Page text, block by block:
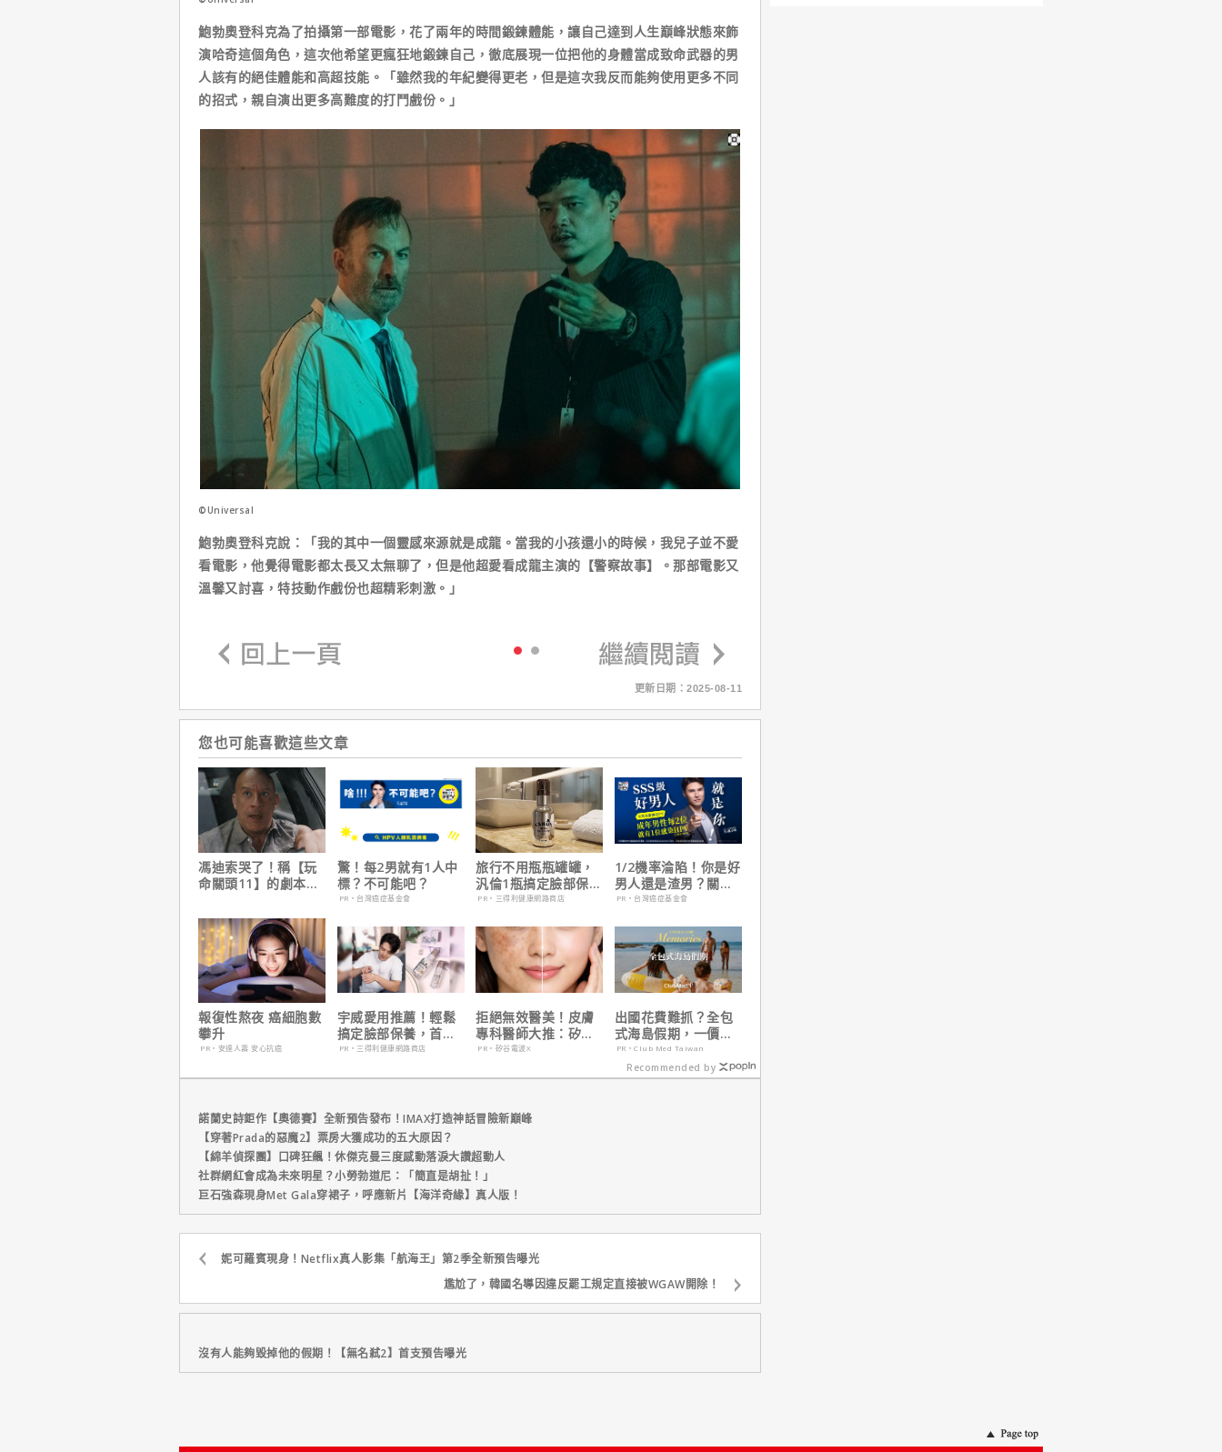
鮑勃奧登科克為了拍攝第一部電影，花了兩年的時間鍛鍊體能，讓自己達到人生巔峰狀態來飾
演哈奇這個角色，這次他希望更瘋狂地鍛鍊自己，徹底展現一位把他的身體當成致命武器的男
人該有的絕佳體能和高超技能。「雖然我的年紀變得更老，但是這次我反而能夠使用更多不同
的招式，親自演出更多高難度的打鬥戲份。」
©Universal
鮑勃奧登科克說：「我的其中一個靈感來源就是成龍。當我的小孩還小的時候，我兒子並不愛
看電影，他覺得電影都太長又太無聊了，但是他超愛看成龍主演的【警察故事】。那部電影又
溫馨又討喜，特技動作戲份也超精彩刺激。」
更新日期：2025-08-11
您也可能喜歡這些文章
馮迪索哭了！稱【玩
命關頭11】的劇本是
驚！每2男就有1人中
標？不可能吧？
PR・台灣癌症基金會
旅行不用瓶瓶罐罐，
汎倫1瓶搞定臉部保
養！
PR・三得利健康網路商店
1/2機率淪陷！你是好
男人還是渣男？關鍵
在這
PR・台灣癌症基金會
報復性熬夜 癌細胞數
攀升
PR・安達人壽 安心抗癌
宇威愛用推薦！輕鬆
搞定臉部保養，首購
只要$390
PR・三得利健康網路商店
拒絕無效醫美！皮膚
專科醫師大推：矽谷
電波 X 讓肌膚由內而
PR・矽谷電波X
出國花費難抓？全包
式海島假期，一價搞
定食宿玩樂，省錢更
省心！
PR・Club Med Taiwan
Recommended by
諾蘭史詩鉅作【奧德賽】全新預告發布！IMAX打造神話冒險新巔峰
【穿著Prada的惡魔2】票房大獲成功的五大原因？
【綿羊偵探團】口碑狂飆！休傑克曼三度感動落淚大讚超動人
社群網紅會成為未來明星？小勞勃道尼：「簡直是胡扯！」
巨石強森現身Met Gala穿裙子，呼應新片【海洋奇緣】真人版！
妮可羅賓現身！Netflix真人影集「航海王」第2季全新預告曝光
尷尬了，韓國名導因違反罷工規定直接被WGAW開除！
沒有人能夠毀掉他的假期！【無名弒2】首支預告曝光